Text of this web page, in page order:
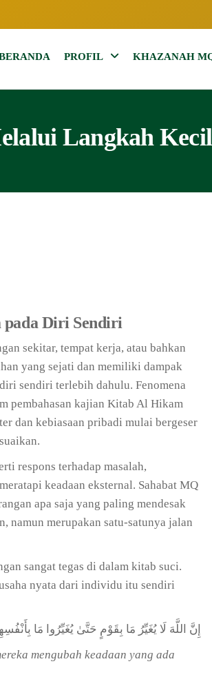
PROFIL KHAZANAH
Langkah
pada Diri Sendiri
sekitar, tempat kerja, atau bahkan
yang sejati dan memiliki dampak
sendiri terlebih dahulu. Fenomena
pembahasan kajian Kitab Al Hikam
dan kebiasaan pribadi mulai bergeser
respons terhadap masalah,
keadaan eksternal. Sahabat MQ
apa saja yang paling mendesak
namun merupakan satu-satunya jalan
sangat tegas di dalam kitab suci.
nyata dari individu itu sendiri
إِنَّ اللَّهَ لَا يُغَيِّرُ مَا بِقَوْمٍ حَتَّىٰ يُغَيِّرُوا مَا
mengubah keadaan yang ada